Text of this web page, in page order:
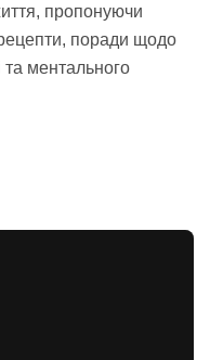
пропонуючи
поради щодо
та ментального